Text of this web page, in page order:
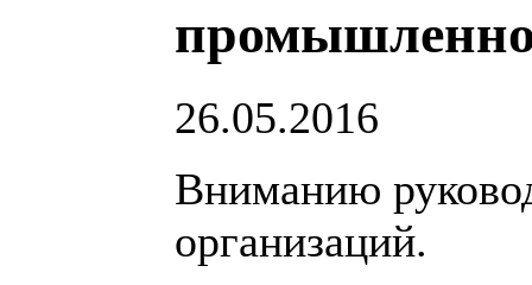
26.05.2016
Вниманию
организаций.